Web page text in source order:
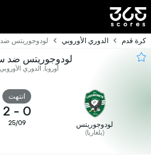
كرة قدم الدوري الأوروبي لودوجوريتس ضد
لودوجوريتس ضد
أوروبا, الدوري
لودوجوريتس
(بلغاريا)
انتهت
0
-
2
25/09